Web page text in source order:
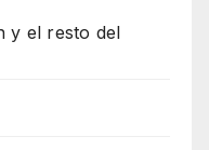
y el resto del